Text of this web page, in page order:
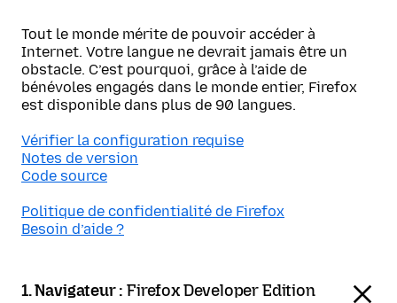
Tout le monde mérite de pouvoir accéder à
Internet. Votre langue ne devrait jamais être un
obstacle. C’est pourquoi, grâce à l’aide de
bénévoles engagés dans le monde entier, Firefox
est disponible dans plus de 90 langues.
Vérifier la configuration requise
Notes de version
Code source
Politique de confidentialité de Firefox
Besoin d’aide ?
1. Navigateur :Firefox Developer Edition